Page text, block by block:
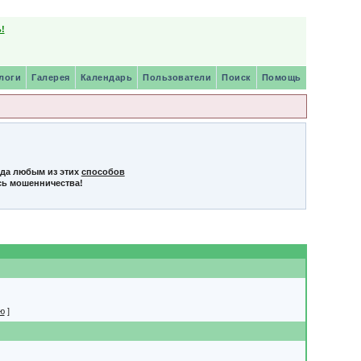
Помощь
Поиск
Пользователи
Календарь
Галерея
любым из этих способов
мошенничества!
]